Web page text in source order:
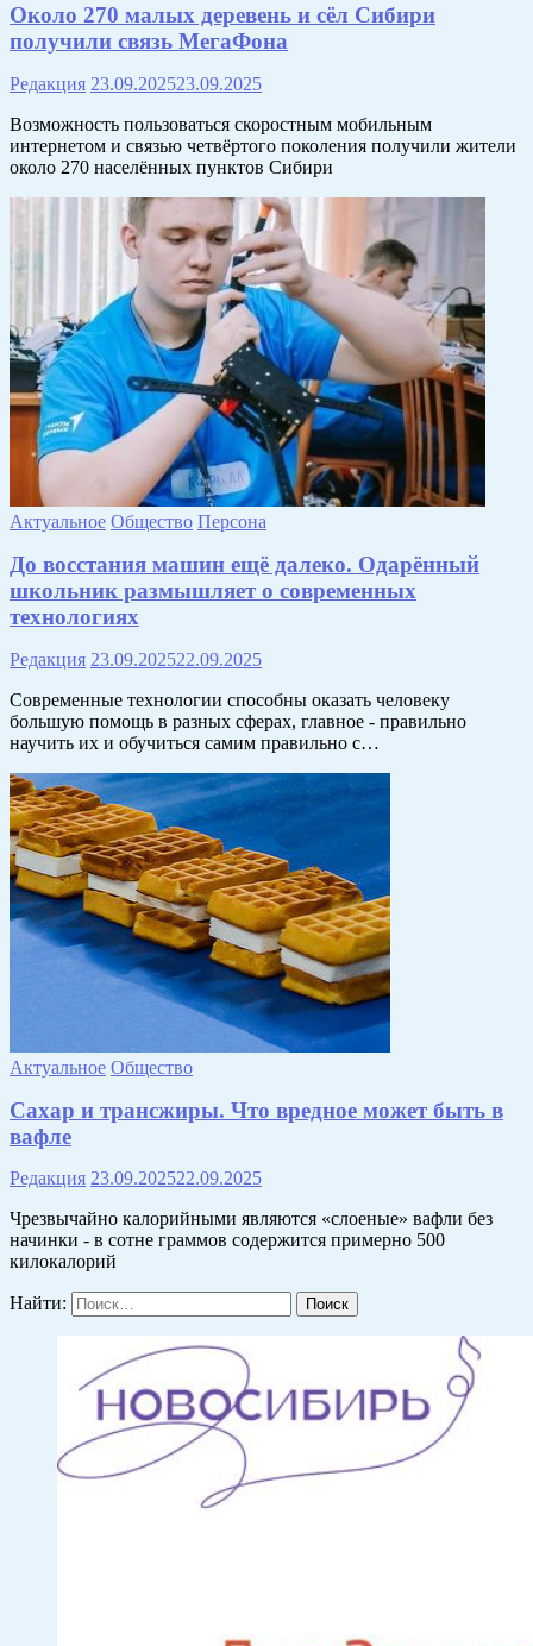
Около 270 малых деревень и сёл Сибири
получили связь МегаФона
Редакция 23.09.202523.09.2025
Возможность пользоваться скоростным мобильным
интернетом и связью четвёртого поколения получили жители
около 270 населённых пунктов Сибири
Актуальное Общество Персона
До восстания машин ещё далеко. Одарённый
школьник размышляет о современных
технологиях
Редакция 23.09.202522.09.2025
Современные технологии способны оказать человеку
большую помощь в разных сферах, главное - правильно
научить их и обучиться самим правильно с…
Актуальное Общество
Сахар и трансжиры. Что вредное может быть в
вафле
Редакция 23.09.202522.09.2025
Чрезвычайно калорийными являются «слоеные» вафли без
начинки - в сотне граммов содержится примерно 500
килокалорий
Найти: